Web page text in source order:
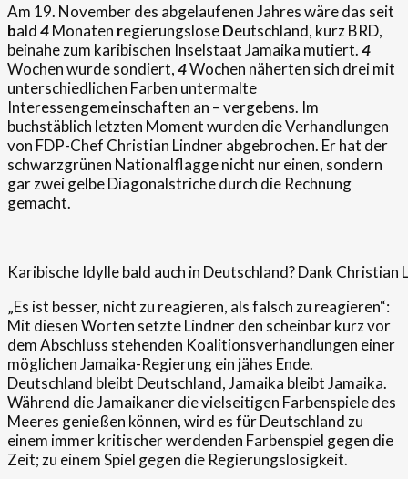
Am 19. November des abgelaufenen Jahres wäre das seit
bald4Monaten regierungsloseDeutschland, kurz BRD,
beinahe zum karibischen Inselstaat Jamaika mutiert.4
Wochen wurde sondiert,4Wochen näherten sich drei mit
unterschiedlichen Farben untermalte
Interessengemeinschaften an – vergebens. Im
buchstäblich letzten Moment wurden die Verhandlungen
von FDP-Chef Christian Lindner abgebrochen. Er hat der
schwarzgrünen Nationalflagge nicht nur einen, sondern
gar zwei gelbe Diagonalstriche durch die Rechnung
gemacht.
Karibische Idylle bald auch in Deutschland? Dank
„Es ist besser, nicht zu reagieren, als falsch zu reagieren“:
Mit diesen Worten setzte Lindner den scheinbar kurz vor
dem Abschluss stehenden Koalitionsverhandlungen einer
möglichen Jamaika-Regierung ein jähes Ende.
Deutschland bleibt Deutschland, Jamaika bleibt Jamaika.
Während die Jamaikaner die vielseitigen Farbenspiele des
Meeres genießen können, wird es für Deutschland zu
einem immer kritischer werdenden Farbenspiel gegen die
Zeit; zu einem Spiel gegen die Regierungslosigkeit.